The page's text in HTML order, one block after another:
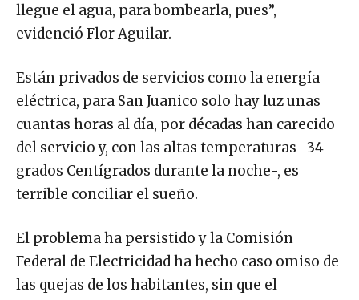
llegue el agua, para bombearla, pues”,
evidenció Flor Aguilar.
Están privados de servicios como la energía
eléctrica, para San Juanico solo hay luz unas
cuantas horas al día, por décadas han carecido
del servicio y, con las altas temperaturas -34
grados Centígrados durante la noche-, es
terrible conciliar el sueño.
El problema ha persistido y la Comisión
Federal de Electricidad ha hecho caso omiso de
las quejas de los habitantes, sin que el